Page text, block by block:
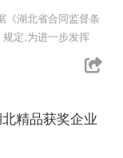
《湖北省合同监督条
定,为进一步发挥
精品获奖企业